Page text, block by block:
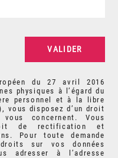
du 27 avril 2016
physiques à l’égard du
personnel et à la libre
vous disposez d’un droit
concernent. Vous
de rectification et
Pour toute demande
sur vos données
adresser à l’adresse